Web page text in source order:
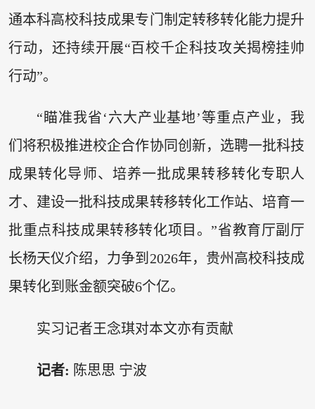
通本科高校科技成果专门制定转移转化能力提升
行动，还持续开展“百校千企科技攻关揭榜挂帅
行动”。
“瞄准我省‘六大产业基地’等重点产业，我
们将积极推进校企合作协同创新，选聘一批科技
成果转化导师、培养一批成果转移转化专职人
才、建设一批科技成果转移转化工作站、培育一
批重点科技成果转移转化项目。”省教育厅副厅
长杨天仪介绍，力争到2026年，贵州高校科技成
果转化到账金额突破6个亿。
实习记者王念琪对本文亦有贡献
记者: 陈思思 宁波